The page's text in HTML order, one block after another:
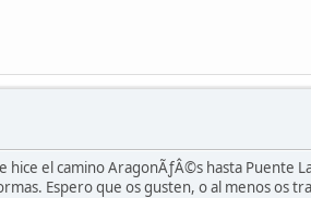
el camino AragonÃƒÂ©s hasta Puente
Espero que os gusten, o al menos os